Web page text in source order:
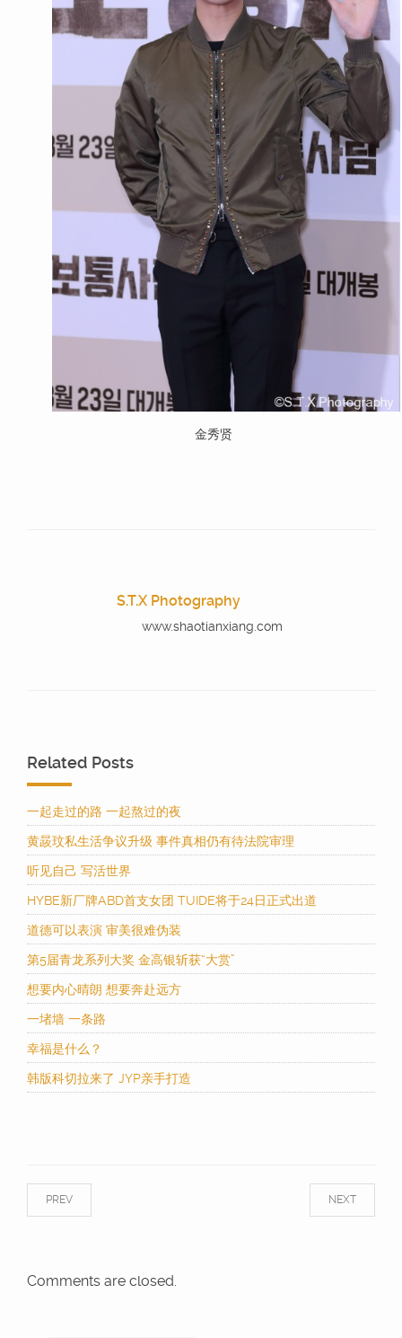
金秀贤
S.T.X Photography
www.shaotianxiang.com
Related Posts
一起走过的路 一起熬过的夜
黄晸玟私生活争议升级 事件真相仍有待法院审理
听见自己 写活世界
HYBE新厂牌ABD首支女团 TUIDE将于24日正式出道
道德可以表演 审美很难伪装
第5届青龙系列大奖 金高银斩获“大赏”
想要内心晴朗 想要奔赴远方
一堵墙 一条路
幸福是什么？
韩版科切拉来了 JYP亲手打造
NEXT
PREV
Comments are closed.